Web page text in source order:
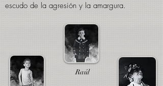
escudo de la agresión y la amargura.
Raúl